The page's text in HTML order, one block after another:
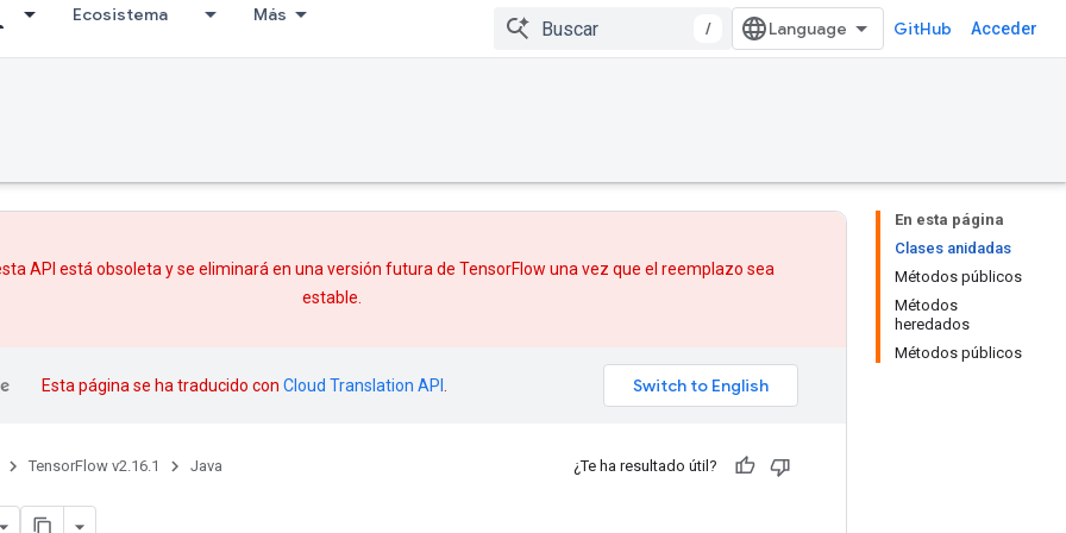
Ecosistema Más
/ GitHub Acceder
En esta página
Clases anidadas
Métodos públicos
Métodos
heredados
Métodos públicos
API está obsoleta y se eliminará en una versión futura de TensorFlow una vez que el reemplazo sea
estable.
Esta página se ha traducido con Cloud Translation API
TensorFlow v2.16.1 Java ¿Te ha resultado útil?